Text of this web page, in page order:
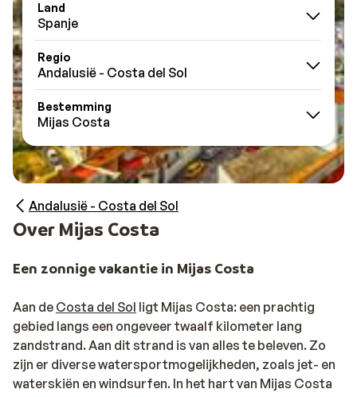
Land
Spanje
Regio
Andalusië - Costa del Sol
Bestemming
Mijas Costa
Andalusië - Costa del Sol
Over Mijas Costa
Een zonnige vakantie in Mijas Costa
Aan de Costa del Sol ligt Mijas Costa: een prachtig
gebied langs een ongeveer twaalf kilometer lang
zandstrand. Aan dit strand is van alles te beleven. Zo
zijn er diverse watersportmogelijkheden, zoals jet- en
waterskiën en windsurfen. In het hart van Mijas Costa